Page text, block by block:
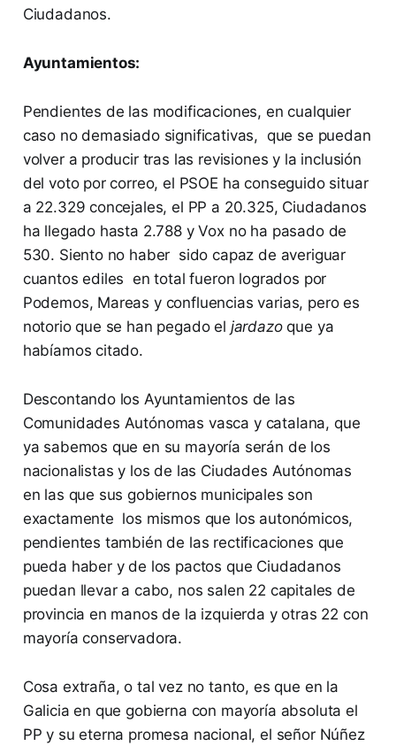
Ciudadanos.
Ayuntamientos:
Pendientes de las modificaciones, en cualquier
caso no demasiado significativas, que se puedan
volver a producir tras las revisiones y la inclusión
del voto por correo, el PSOE ha conseguido situar
a 22.329 concejales, el PP a 20.325, Ciudadanos
ha llegado hasta 2.788 y Vox no ha pasado de
530. Siento no haber sido capaz de averiguar
cuantos ediles en total fueron logrados por
Podemos, Mareas y confluencias varias, pero es
notorio que se han pegado el jardazoque ya
habíamos citado.
Descontando los Ayuntamientos de las
Comunidades Autónomas vasca y catalana, que
ya sabemos que en su mayoría serán de los
nacionalistas y los de las Ciudades Autónomas
en las que sus gobiernos municipales son
exactamente los mismos que los autonómicos,
pendientes también de las rectificaciones que
pueda haber y de los pactos que Ciudadanos
puedan llevar a cabo, nos salen 22 capitales de
provincia en manos de la izquierda y otras 22 con
mayoría conservadora.
Cosa extraña, o tal vez no tanto, es que en la
Galicia en que gobierna con mayoría absoluta el
PP y su eterna promesa nacional, el señor Núñez